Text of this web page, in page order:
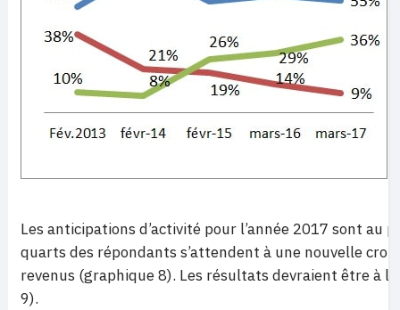
Les anticipations d’activité pour l’année 2017 sont au
quarts des répondants s’attendent à une nouvelle
revenus (graphique 8). Les résultats devraient être à
9).